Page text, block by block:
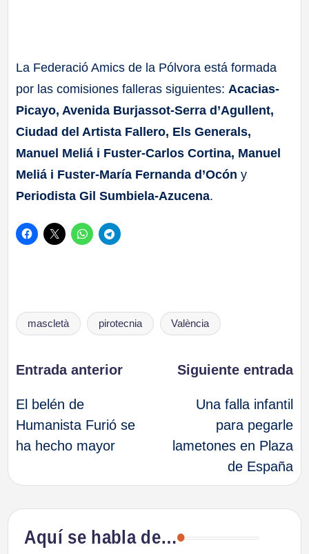
La Federació Amics de la Pólvora está formada
por las comisiones falleras siguientes:Acacias-
Picayo, Avenida Burjassot-Serra d’Agullent,
Ciudad del Artista Fallero, Els Generals,
Manuel Meliá i Fuster-Carlos Cortina, Manuel
Meliá i Fuster-María Fernanda d’Ocón y
Periodista Gil Sumbiela-Azucena.
Etiquetas:
mascletà pirotecnia València
Navegación
de
entradas
Entrada anterior
El belén de
Humanista Furió se
ha hecho mayor
Siguiente entrada
Una falla infantil
para pegarle
lametones en Plaza
de España
Aquí se habla de…